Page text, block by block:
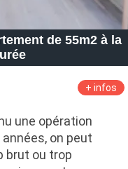
de 55m2 à la
+ infos
une opération
on peut
brut ou trop